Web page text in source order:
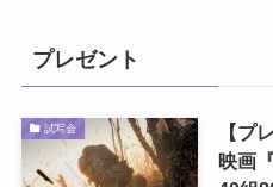
プレゼント
試写会
【プ
映画